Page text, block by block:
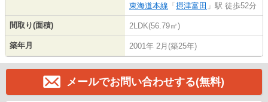
東海道本線 「 摂津富田 」駅 徒歩52分
間取り(面積) 2LDK(56.79㎡)
築年月 2001年 2月(築25年)
メールでお問い合わせする(無料)